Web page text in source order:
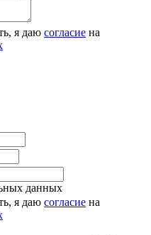
я даю согласие на
данных
я даю согласие на